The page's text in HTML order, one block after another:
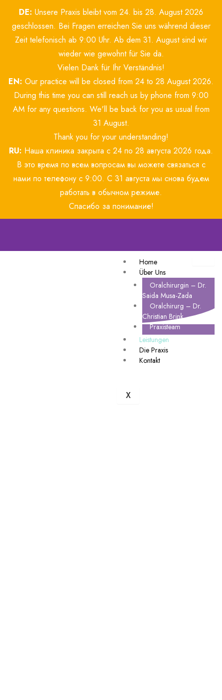
DE: Unsere Praxis bleibt vom 24. bis 28. August 2026
geschlossen. Bei Fragen erreichen Sie uns während dieser
Zeit telefonisch ab 9:00 Uhr. Ab dem 31. August sind wir
wieder wie gewohnt für Sie da.
Vielen Dank für Ihr Verständnis!
EN: Our practice will be closed from 24 to 28 August 2026.
During this time you can still reach us by phone from 9:00
AM for any questions. We'll be back for you as usual from
31 August.
Thank you for your understanding!
RU: Наша клиника закрыта с 24 по 28 августа 2026 года.
В это время по всем вопросам вы можете связаться с
нами по телефону с 9:00. С 31 августа мы снова будем
работать в обычном режиме.
Спасибо за понимание!
springen
Home
Über Uns
Oralchirurgin – Dr.
Saida Musa-Zada
Oralchirurg – Dr.
Christian Brink
Praxisteam
Leistungen
Die Praxis
Kontakt
X